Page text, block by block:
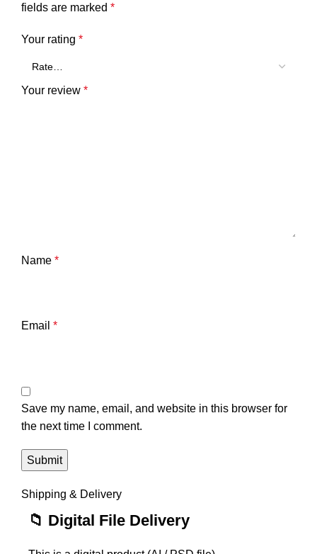
fields are marked *
Your rating *
Your review *
Name *
Email *
Save my name, email, and website in this browser for
the next time I comment.
Shipping & Delivery
📁 Digital File Delivery